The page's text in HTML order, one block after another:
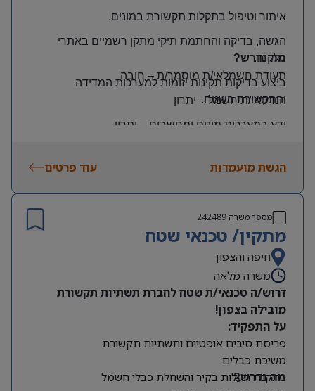
איתור וטיפול בתקלות תקשורת במונים.
הגשה, בדיקה והחתמת תיקי מתקן רשמיים באתרי
הלקוח.
ביצוע בדיקות תקינות יזומות למערכות המדידה
והתקשורת בשטח.
מה נדרש?
תעודת חשמלאי/ת מוסמך/ת – חובה
הנדסאי/ת חשמל– יתרון
ידע במערכות מונים ומחשבים יתרון
היקף משרה:
משרה מלאה | ימים: א’-ה’ | שעות: 8:00–17:00
תנאים:
רכב צמוד וטלפון סלולרי
שכר גבוה
מיקום: קדימה צורן
הגשת מועמדות עוד פרטים
מספר משרה242489
מתקין/ טכנאי שטח
חיפה והצפון
משרה מלאה
דרוש/ה טכנאי/ת שטח לחברת תשתיות תקשורת
מובילה בצפון!
על התפקיד:
פריסת סיבים אופטיים ותשתיות תקשורת
משיכת כבלים
התקנת תעלות בקיר והשחלת כבלי חשמל
מה נדרש?